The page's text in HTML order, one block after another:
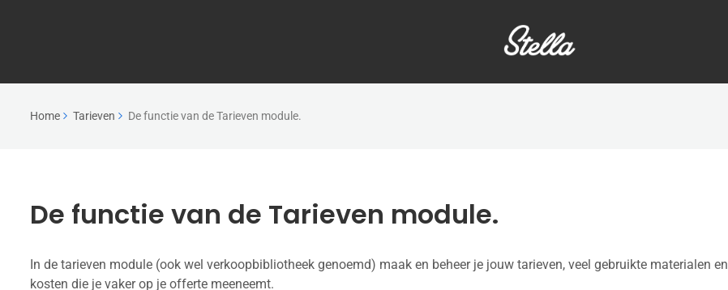
Home Tarieven De functie van de Tarieven module.
De functie van de Tarieven module.
In de tarieven module (ook wel verkoopbibliotheek genoemd) maak en beheer je jouw tarieven, veel gebruikte materialen en
kosten die je vaker op je offerte meeneemt.